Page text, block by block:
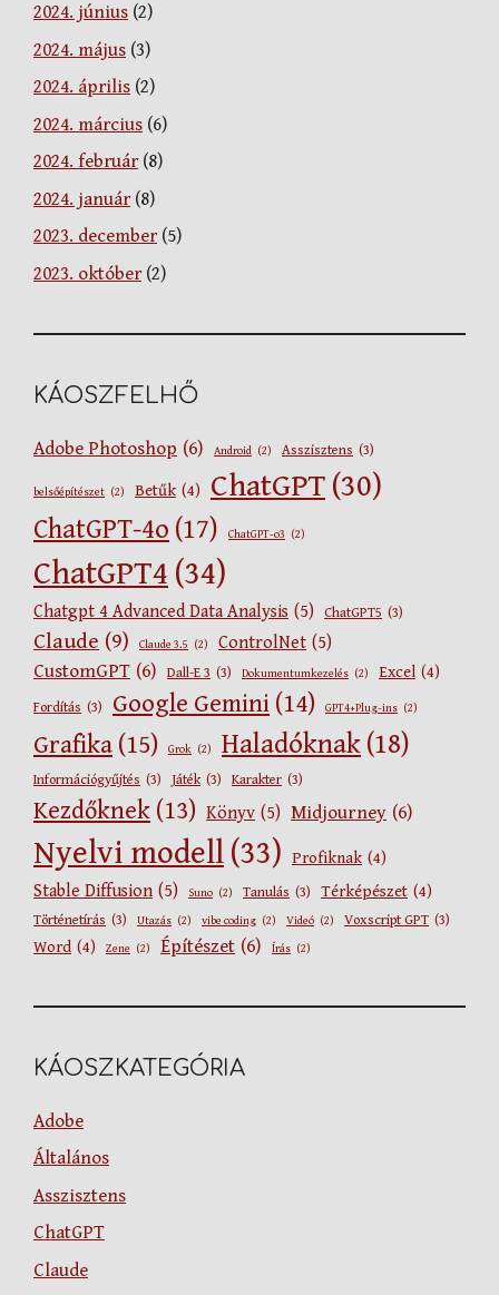
2024. június (2)
2024. május (3)
2024. április (2)
2024. március (6)
2024. február(8)
2024. január(8)
2023. december(5)
2023. október(2)
KÁOSZFELHŐ
Adobe Photoshop (6) Android (2) Asszisztens (3)
belsőépítészet (2) Betűk (4) ChatGPT (30)
ChatGPT-4o (17) ChatGPT-o3 (2)
ChatGPT4 (34)
Chatgpt 4 Advanced Data Analysis (5) ChatGPT5 (3)
Claude (9) Claude 3.5 (2) ControlNet (5)
CustomGPT (6) Dall-E 3 (3) Dokumentumkezelés (2) Excel (4)
Fordítás (3) Google Gemini (14) GPT4+Plug-ins (2)
Grafika (15) Grok (2) Haladóknak (18)
Információgyűjtés (3) Játék (3) Karakter (3)
Kezdőknek (13) Könyv (5) Midjourney (6)
Nyelvi modell (33) Profiknak (4)
Stable Diffusion (5) Suno (2) Tanulás (3) Térképészet (4)
Történetírás (3) Utazás (2) vibe coding (2) Videó (2) Voxscript GPT (3)
Word (4) Zene (2) Építészet (6) Írás (2)
KÁOSZKATEGÓRIA
Adobe
Általános
Asszisztens
ChatGPT
Claude